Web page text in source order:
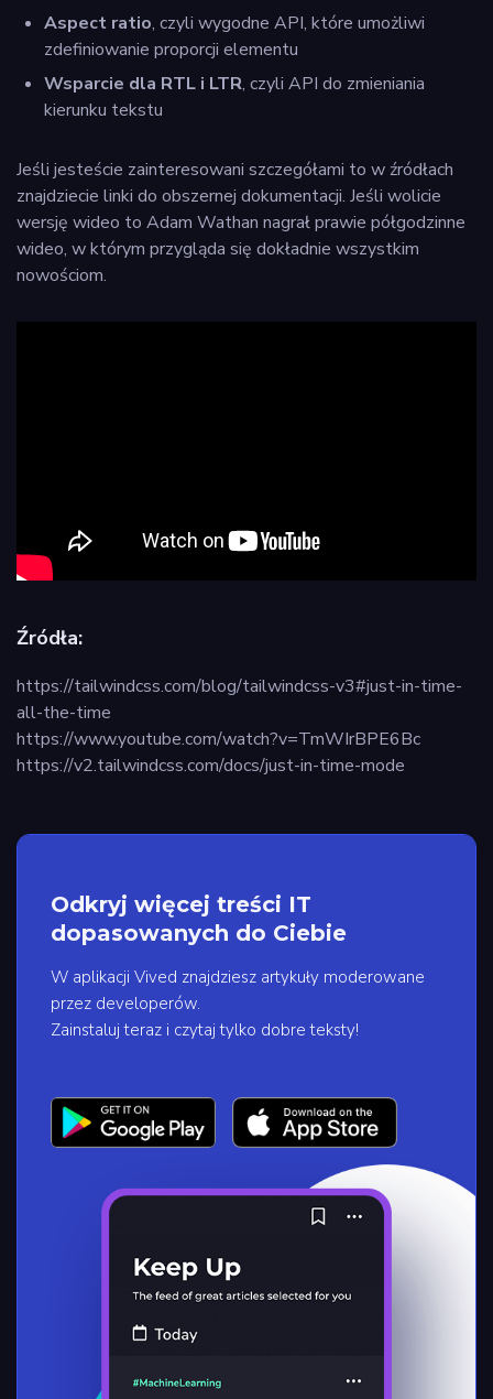
Aspect ratio, czyli wygodne API, które umożliwi
zdefiniowanie proporcji elementu
Wsparcie dla RTL i LTR, czyli API do zmieniania
kierunku tekstu
Jeśli jesteście zainteresowani szczegółami to w źródłach
znajdziecie linki do obszernej dokumentacji. Jeśli wolicie
wersję wideo to Adam Wathan nagrał prawie półgodzinne
wideo, w którym przygląda się dokładnie wszystkim
nowościom.
Źródła:
https://tailwindcss.com/blog/tailwindcss-v3#just-in-time-
all-the-time
https://www.youtube.com/watch?v=TmWIrBPE6Bc
https://v2.tailwindcss.com/docs/just-in-time-mode
Odkryj więcej treści IT
dopasowanych do Ciebie
W aplikacji Vived znajdziesz artykuły moderowane
przez developerów.
Zainstaluj teraz i czytaj tylko dobre teksty!